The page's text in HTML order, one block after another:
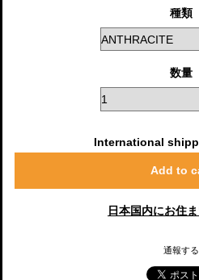
種類
数量
International
Add to
日本国内にお住
通報する